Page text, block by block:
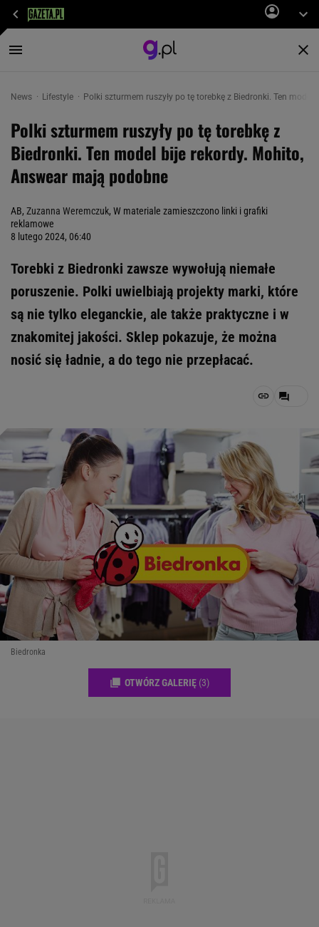
News Lifestyle Polki szturmem ruszyły po tę torebkę z Biedronki. Ten
Polki szturmem ruszyły po tę torebkę z
Biedronki. Ten model bije rekordy. Mohito,
Answear mają podobne
AB, Zuzanna Weremczuk, W materiale zamieszczono linki i grafiki
reklamowe
8 lutego 2024, 06:40
Torebki z Biedronki zawsze wywołują niemałe
poruszenie. Polki uwielbiają projekty marki, które
są nie tylko eleganckie, ale także praktyczne i w
znakomitej jakości. Sklep pokazuje, że można
nosić się ładnie, a do tego nie przepłacać.
Biedronka
OTWÓRZ GALERIĘ (3)